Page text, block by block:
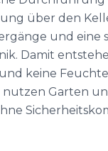
über den
und eine
Damit
keine
nutzen Garten